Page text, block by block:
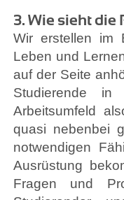
3. Wie sieht die
Wir erstellen im
Leben und
auf der Seite
Studierende in
Arbeitsumfeld
quasi nebenbei
notwendigen
Ausrüstung
Fragen und